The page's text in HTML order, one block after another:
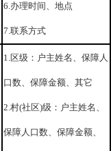
6.办理时间、地点
7.联系方式
1.区级：户主姓名、保障人
口数、保障金额、其它
2.村(社区)级：户主姓名、
保障人口数、保障金额、